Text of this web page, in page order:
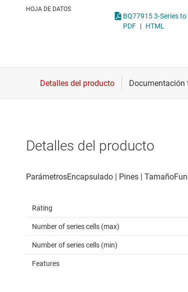
Controladores para motores
HOJA DE DATOS
PDF | HTML
Detalles del producto
Rating
Number of series cells (max)
Number of series cells (min)
Features